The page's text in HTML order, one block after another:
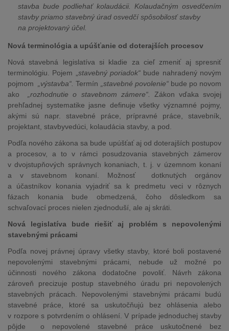
stavba bude podliehať kolaudácii. Kolaudačným osvedčením
stavby priamo stavebný úrad osvedčí spôsobilosť stavby
na projektovaný účel.
Nová terminológia a upúšťanie od doterajších procesov
Nová stavebná legislatíva si kladie za cieľ zmeniť aj spresniť
terminológiu. Pojem „ stavebný poriadok“ bude nahradený novým
pojmom
„výstavba“. Termín „stavebné povolenie“bude po novom
ako
„rozhodnutie o stavebnom zámere“.
Zákon vďaka svojej
prehľadnej systematike jasne definuje všetky významné pojmy,
akými sú napr. stavebné práce, prípravné práce, stavebník,
projektant, stavbyvedúci, kolaudácia stavby, a pod.
Podľa nového zákona sa bude upúšťať aj od doterajších postupov
a procesov, a to v rámci posudzovania stavebných zámerov
v dvojstupňových správnych konaniach, t. j. v územnom konaní
a v stavebnom konaní. Možnosť dotknutých orgánov
a účastníkov konania vyjadriť sa k predmetu veci v rôznych
fázach konania bude obmedzená, čoho dôsledkom sa
schvaľovací proces nielen zjednoduší, ale aj skráti.
Nová legislatíva bude riešiť aj problém s nepovolenými
stavebnými prácami
Podľa novej právnej úpravy všetky stavby, ktoré boli postavené
nepovolenými stavebnými prácami, nebude už možné po
účinnosti nového zákona dodatočne povoliť. Návrh zákona
zároveň precizuje postup stavebného úradu pri nepovolených
stavebných prácach. Nepovolenými stavebnými prácami budú
stavebné práce, ktoré sa uskutočňujú bez ohlásenia alebo
v rozpore s potvrdením o ohlásení. V prípade jednoduchej stavby
pôjde o nepovolené stavebné práce uskutočnené bez